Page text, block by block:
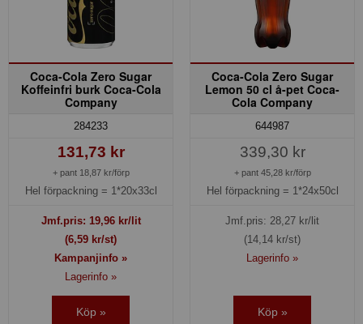
Coca-Cola Zero Sugar
Koffeinfri burk Coca-Cola
Company
284233
131,73 kr
+ pant 18,87 kr/förp
Hel förpackning = 1*20x33cl
Jmf.pris: 19,96kr/lit
(6,59 kr/st)
Kampanjinfo »
Lagerinfo »
Köp »
Coca-Cola Zero Sugar
Lemon 50 cl å-pet Coca-
Cola Company
644987
339,30 kr
+ pant 45,28 kr/förp
Hel förpackning = 1*24x50cl
Jmf.pris: 28,27 kr/lit
(14,14 kr/st)
Lagerinfo »
Köp »